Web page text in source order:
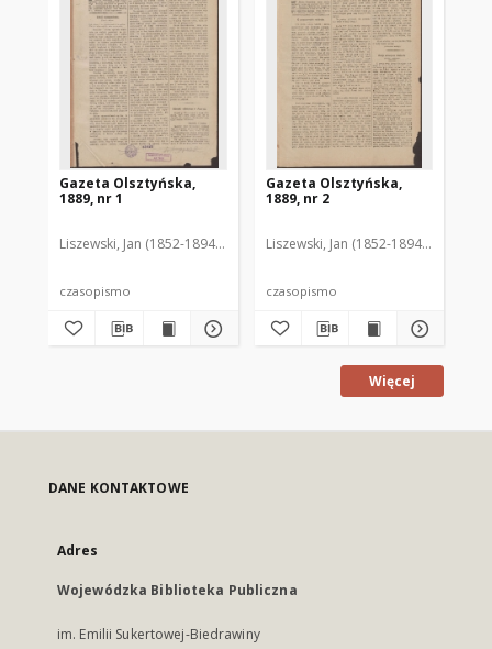
Gazeta Olsztyńska,
1889, nr 1
Liszewski, Jan (1852-1894). Red.
czasopismo
Gazeta Olsztyńska,
1889, nr 2
Liszewski, Jan (1852-1894). Red.
czasopismo
Więcej
DANE KONTAKTOWE
Adres
Wojewódzka Biblioteka Publiczna
im. Emilii Sukertowej-Biedrawiny